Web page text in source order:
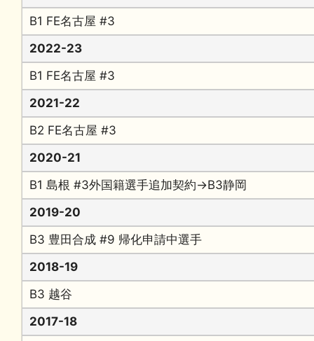
B1 FE名古屋 #3
2022-23
B1 FE名古屋 #3
2021-22
B2 FE名古屋 #3
2020-21
B1 島根 #3外国籍選手追加契約→B3静岡
2019-20
B3 豊田合成 #9 帰化申請中選手
2018-19
B3 越谷
2017-18